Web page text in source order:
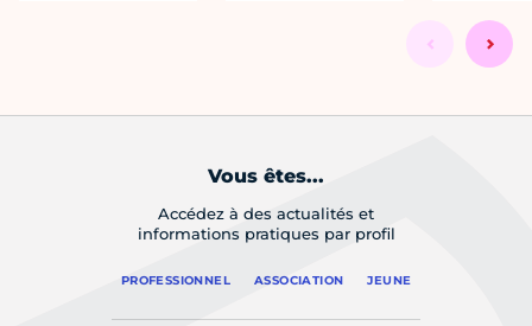
Vous êtes...
Accédez à des actualités et
informations pratiques par profil
PROFESSIONNEL ASSOCIATION JEUNE